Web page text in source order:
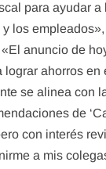
para ayudar a
los
anuncio de
lograr ahorros en
se alinea con
de
con interés
a mis